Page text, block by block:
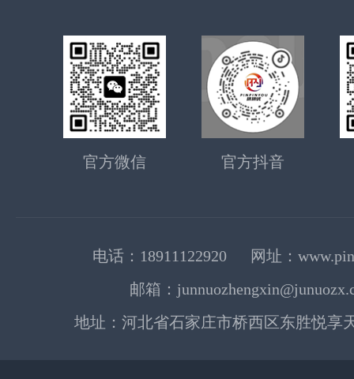
官方微信 官方抖音
电话：18911122920 网址：
邮箱：
地址：河北省石家庄市桥西区东胜悦享